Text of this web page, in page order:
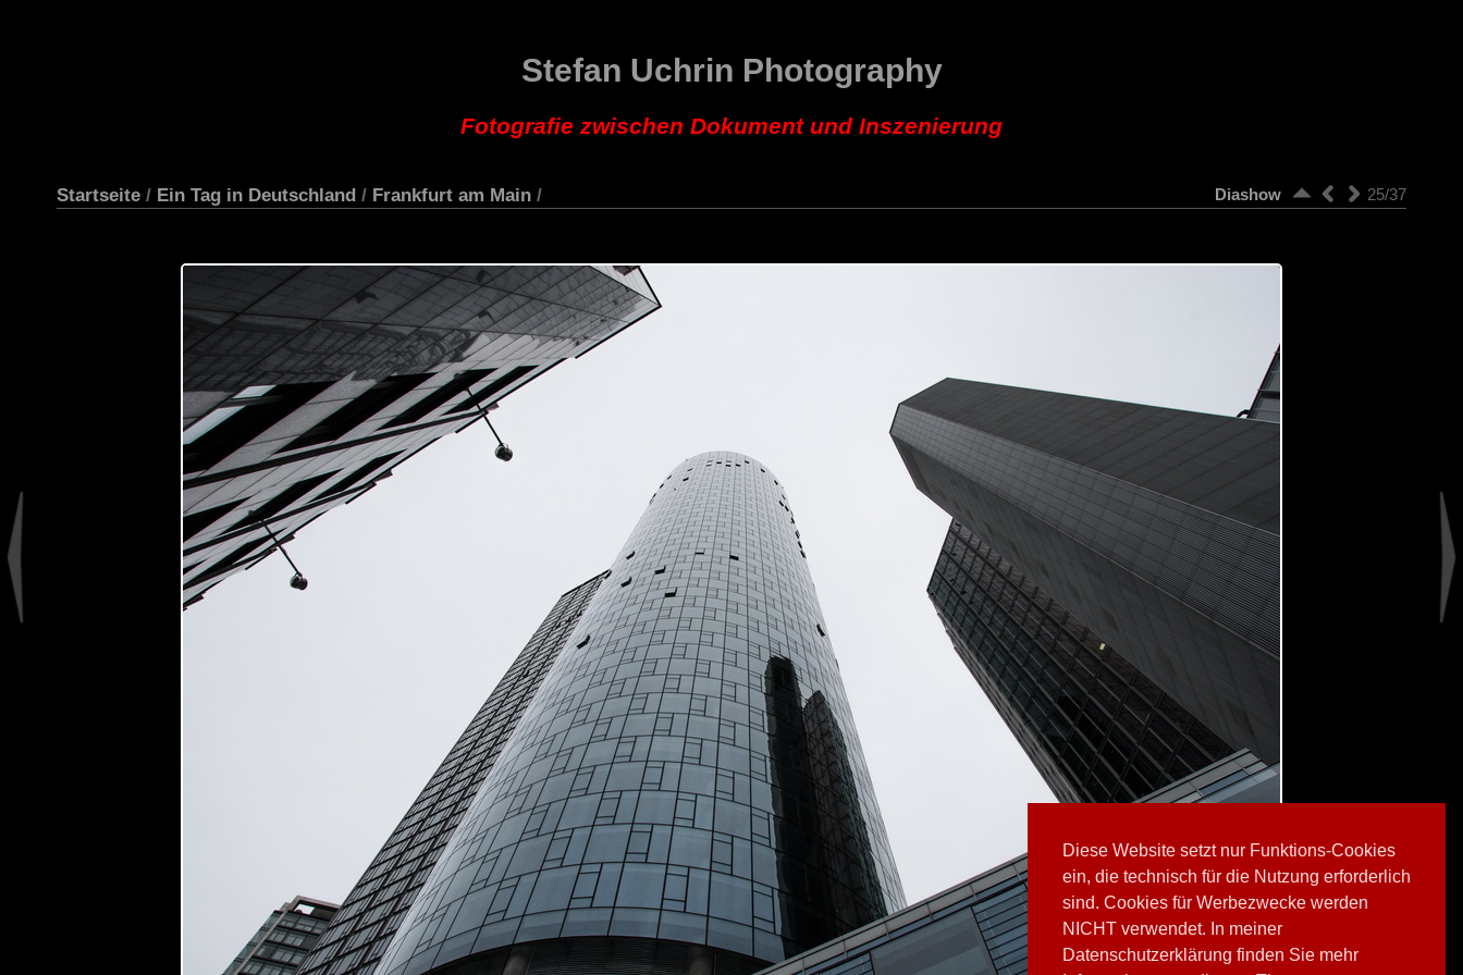
Diese Website setzt nur Funktions-Cookies
ein, die technisch für die Nutzung erforderlich
sind. Cookies für Werbezwecke werden
NICHT verwendet. In meiner
Datenschutzerklärung finden Sie mehr
Stefan Uchrin Photography
Fotografie zwischen Dokument und Inszenierung
Startseite / Ein Tag in Deutschland / Frankfurt am Main / 25/37
Diashow